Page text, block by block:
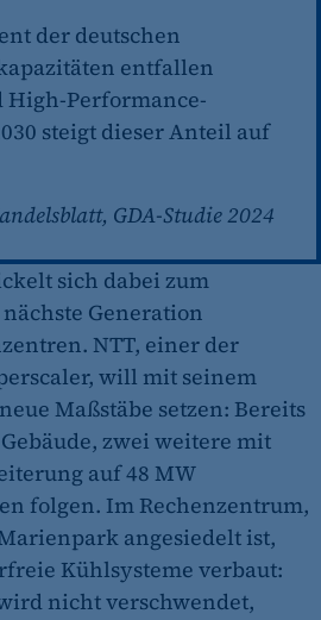
der deutschen
entfallen
High-Performance-
steigt dieser Anteil auf
GDA-Studie 2024
sich dabei zum
Generation
NTT, einer der
will mit seinem
Maßstäbe setzen: Bereits
zwei weitere mit
auf 48 MW
folgen. Im Rechenzentrum,
angesiedelt ist,
Kühlsysteme verbaut:
nicht verschwendet,